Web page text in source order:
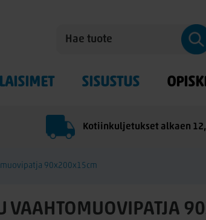
SISUSTUS
Kotiinkuljetukset alkaen
90x200x15cm
VAAHTOMUOVIPATJA